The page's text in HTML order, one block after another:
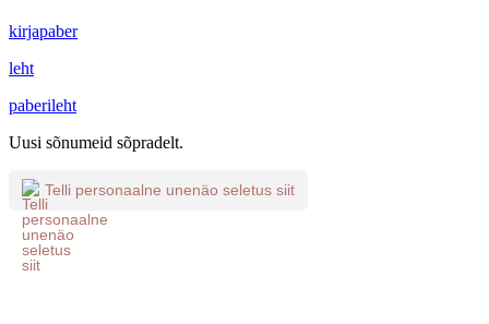
kirjapaber
leht
paberileht
Uusi sõnumeid sõpradelt.
Telli personaalne unenäo seletus siit